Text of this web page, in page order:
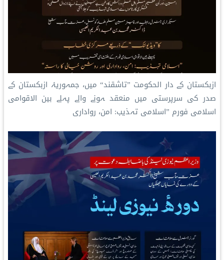
ازبکستان کے دار الحکومت ”تاشقند“ میں، جمہوریۂ ازبکستان کے
صدر کی سرپرستی میں منعقد ہونے والے پہلے بین الاقوامی
اسلامی فورم ”اسلامی تہذیب: امن، رواداری